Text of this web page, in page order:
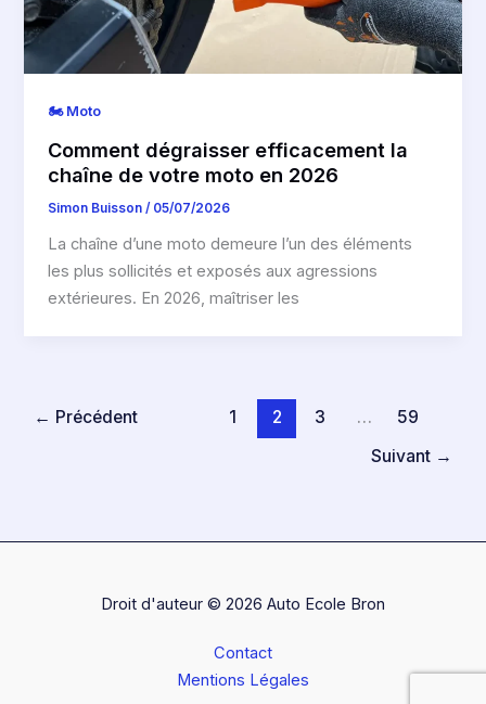
🏍️ Moto
Comment dégraisser efficacement la
chaîne de votre moto en 2026
Simon Buisson/ 05/07/2026
La chaîne d’une moto demeure l’un des éléments
les plus sollicités et exposés aux agressions
extérieures. En 2026, maîtriser les
← Précédent 1 2 3 …
59
Suivant →
Droit d'auteur © 2026 Auto Ecole Bron
Contact
Mentions Légales